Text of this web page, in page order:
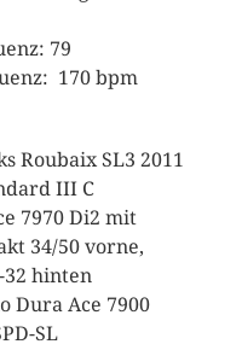
79
170 bpm
Roubaix SL3 2011
III C
7970 Di2 mit
34/50 vorne,
32 hinten
Dura Ace 7900
SL